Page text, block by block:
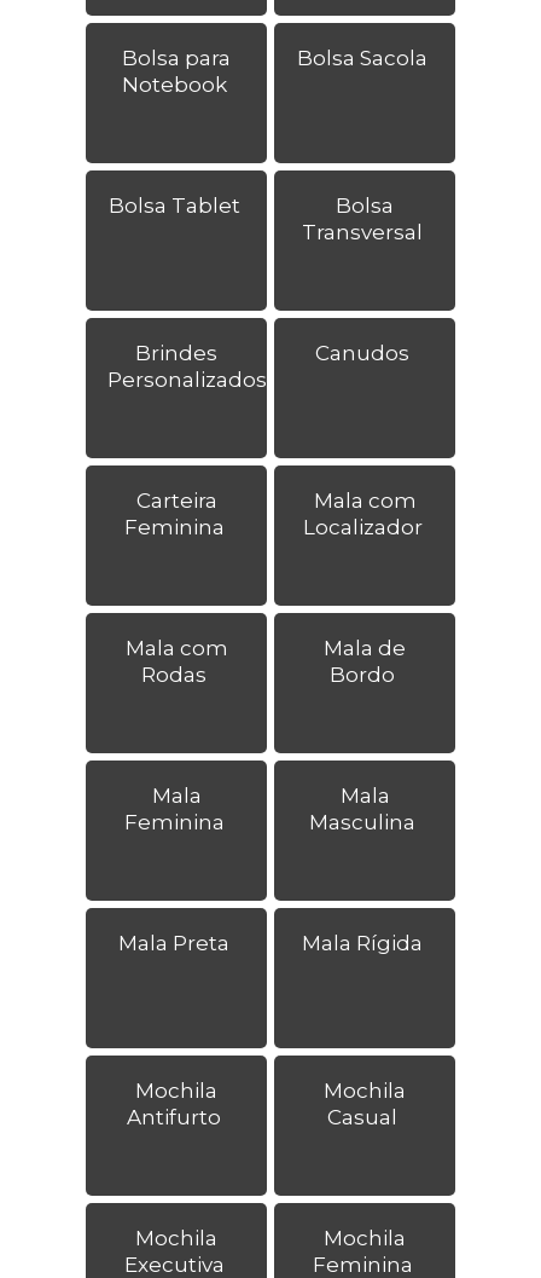
Bolsa para
Notebook
Bolsa Sacola
Bolsa Tablet
Bolsa
Transversal
Brindes
Personalizados
Canudos
Carteira
Feminina
Mala com
Localizador
Mala com
Rodas
Mala de
Bordo
Mala
Feminina
Mala
Masculina
Mala Preta Mala Rígida
Mochila
Antifurto
Mochila
Casual
Mochila
Executiva
Mochila
Feminina